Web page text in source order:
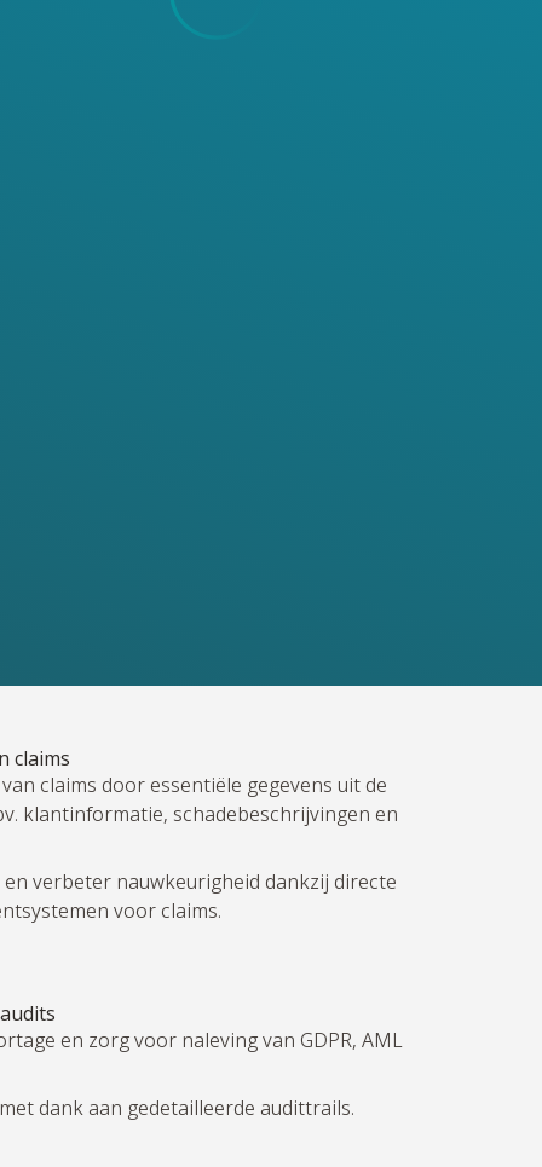
claims
claims door essentiële gegevens uit de
klantinformatie, schadebeschrijvingen en
verbeter nauwkeurigheid dankzij directe
voor claims.
en zorg voor naleving van GDPR, AML
dank aan gedetailleerde audittrails.